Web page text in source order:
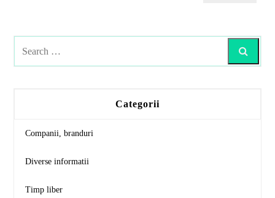
Categorii
Companii, branduri
Diverse informatii
Timp liber